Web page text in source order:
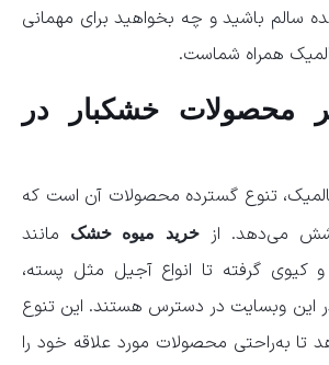
سالم باشید و چه بخواهید برای مهمانی
همراه شماست.
محصولات خشکبار در
تنوع گسترده محصولات آن است که
می‌دهد. ازخرید میوه خشک
مانند
و کیوی گرفته تا انواع آجیل مثل پسته،
در این وبسایت در دسترس هستند. این تنوع
تا به‌راحتی محصولات مورد علاقه خود را